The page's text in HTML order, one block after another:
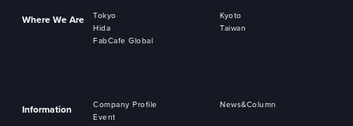
Where We Are Tokyo
Kyoto
Hida
Taiwan
FabCafe Global
Information Company Profile
News&Column
Event